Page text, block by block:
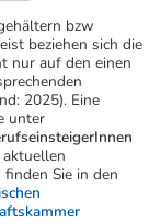
bzw
beziehen sich die
nur auf den einen
2025). Eine
unter
aktuellen
finden Sie in den